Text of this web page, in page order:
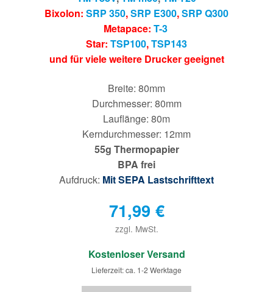
Bixolon: SRP 350,SRP E300,SRP Q300
Metapace: T-3
Star: TSP100,TSP143
und für viele weitere Drucker geeignet
Breite: 80mm
Durchmesser: 80mm
Lauflänge: 80m
Kerndurchmesser: 12mm
55g Thermopapier
BPA frei
Aufdruck: Mit SEPA Lastschrifttext
71,99 €
zzgl. MwSt.
€
Kostenloser Versand
Lieferzeit: ca. 1-2 Werktage